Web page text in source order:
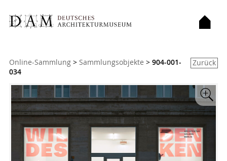
Zurück
Sie sind hier:
Online-Sammlung > Sammlungsobjekte > 904-001-
034
Zoom